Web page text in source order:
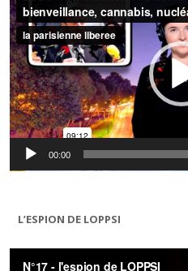
00:00
L’ESPION DE LOPPSI
Lecteur
vidéo